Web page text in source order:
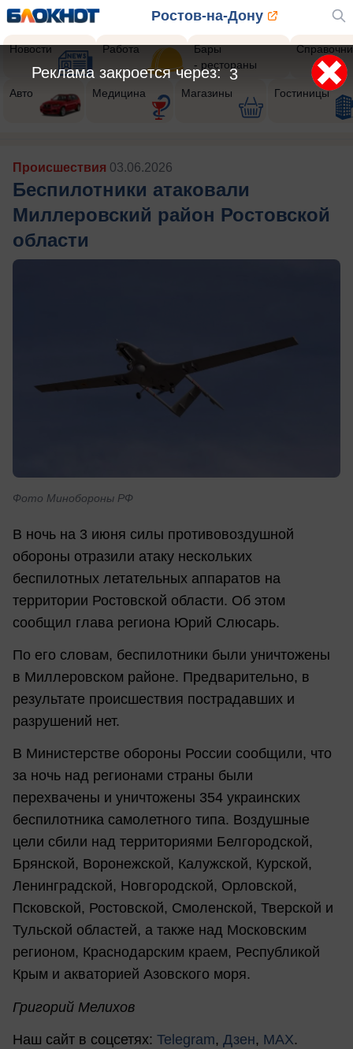
Ростов-на-Дону
Новости Работа
Бары
- рестораны
Авто Медицина Магазины Гостиницы
Происшествия 03.06.2026
Беспилотники атаковали
Миллеровский район Ростовской
области
Фото Минобороны РФ
В ночь на 3 июня силы противовоздушной
обороны отразили атаку нескольких
беспилотных летательных аппаратов на
территории Ростовской области. Об этом
сообщил глава региона Юрий Слюсарь.
По его словам, беспилотники были уничтожены
в Миллеровском районе. Предварительно, в
результате происшествия пострадавших и
разрушений нет.
В Министерстве обороны России сообщили, что
за ночь над регионами страны были
перехвачены и уничтожены 354 украинских
беспилотника самолетного типа. Воздушные
цели сбили над территориями Белгородской,
Брянской, Воронежской, Калужской, Курской,
Ленинградской, Новгородской, Орловской,
Псковской, Ростовской, Смоленской, Тверской и
Тульской областей, а также над Московским
регионом, Краснодарским краем, Республикой
Крым и акваторией Азовского моря.
Григорий Мелихов
Наш сайт в соцсетях: Telegram, Дзен, MAX.
1
Реклама закроется через: